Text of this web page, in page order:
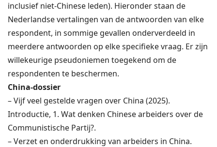
inclusief niet-Chinese leden). Hieronder staan de
Nederlandse vertalingen van de antwoorden van elke
respondent, in sommige gevallen onderverdeeld in
meerdere antwoorden op elke specifieke vraag. Er zijn
willekeurige pseudoniemen toegekend om de
respondenten te beschermen.
China-dossier
– Vijf veel gestelde vragen over China (2025).
Introductie, 1. Wat denken Chinese arbeiders over de
Communistische Partij?.
–Verzet en onderdrukking van arbeiders in China.